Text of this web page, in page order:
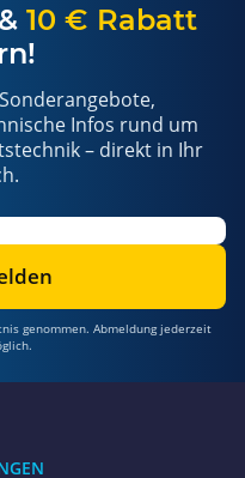
10 € Rabatt
Infos rund um
– direkt in Ihr
genommen. Abmeldung jederzeit